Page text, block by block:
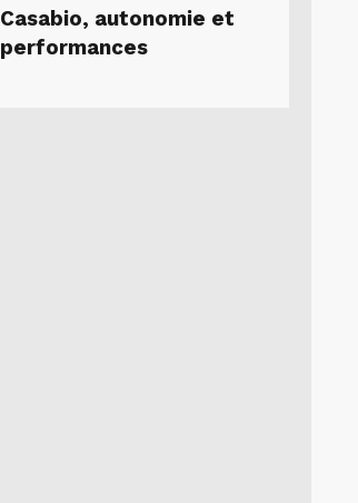
Casabio, autonomie et
performances